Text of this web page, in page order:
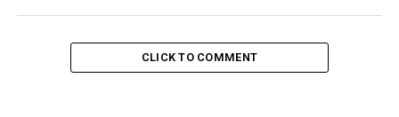
CLICK TO COMMENT